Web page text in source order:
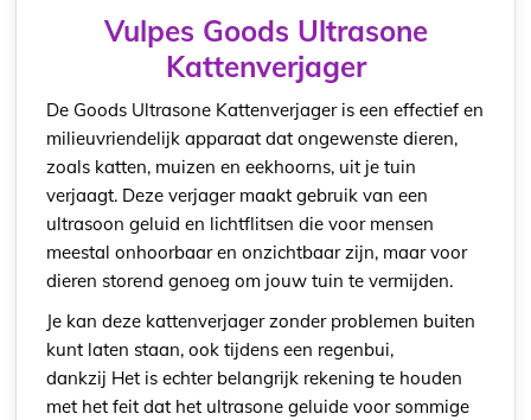
Vulpes Goods Ultrasone
Kattenverjager
De Goods Ultrasone Kattenverjager is een effectief en
milieuvriendelijk apparaat dat ongewenste dieren,
zoals katten, muizen en eekhoorns, uit je tuin
verjaagt. Deze verjager maakt gebruik van een
ultrasoon geluid en lichtflitsen die voor mensen
meestal onhoorbaar en onzichtbaar zijn, maar voor
dieren storend genoeg om jouw tuin te vermijden.
Je kan deze kattenverjager zonder problemen buiten
kunt laten staan, ook tijdens een regenbui,
dankzij Het is echter belangrijk rekening te houden
met het feit dat het ultrasone geluide voor sommige